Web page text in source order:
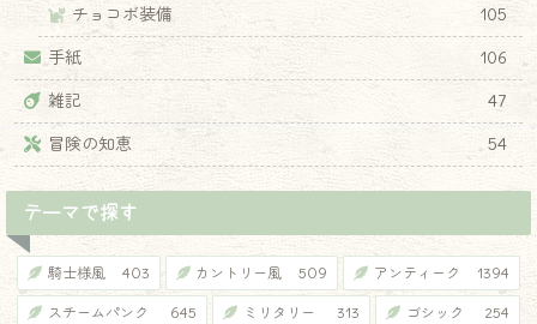
チョコボ装備
105
手紙
106
雑記
47
冒険の知恵
54
テーマで探す
騎士様風 403 カントリー風 509 アンティーク 1394
スチームパンク 645 ミリタリー 313 ゴシック 254